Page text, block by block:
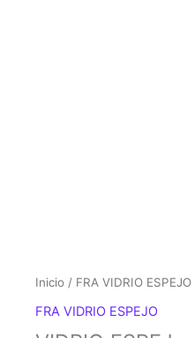
Inicio / FRA VIDRIO ESPEJO
FRA VIDRIO ESPEJO